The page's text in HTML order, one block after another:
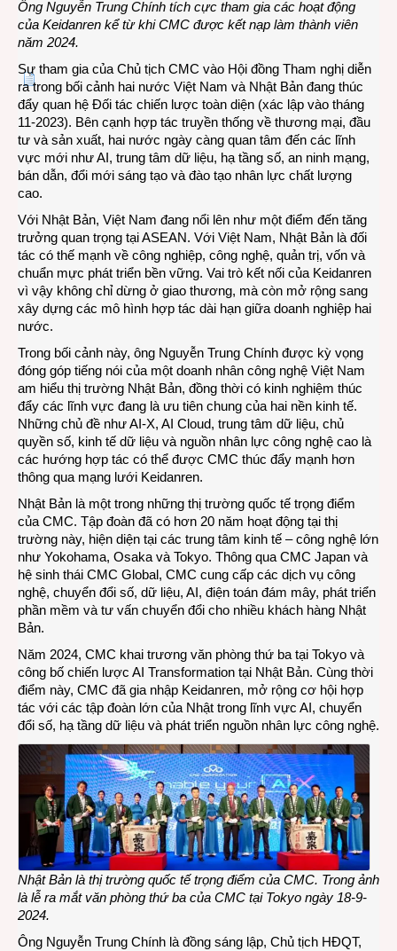
Ông Nguyễn Trung Chính tích cực tham gia các hoạt động
của Keidanren kể từ khi CMC được kết nạp làm thành viên
năm 2024.
Sự tham gia của Chủ tịch CMC vào Hội đồng Tham nghị diễn
ra trong bối cảnh hai nước Việt Nam và Nhật Bản đang thúc
đẩy quan hệ Đối tác chiến lược toàn diện (xác lập vào tháng
11-2023). Bên cạnh hợp tác truyền thống về thương mại, đầu
tư và sản xuất, hai nước ngày càng quan tâm đến các lĩnh
vực mới như AI, trung tâm dữ liệu, hạ tầng số, an ninh mạng,
bán dẫn, đổi mới sáng tạo và đào tạo nhân lực chất lượng
cao.
Với Nhật Bản, Việt Nam đang nổi lên như một điểm đến tăng
trưởng quan trọng tại ASEAN. Với Việt Nam, Nhật Bản là đối
tác có thế mạnh về công nghiệp, công nghệ, quản trị, vốn và
chuẩn mực phát triển bền vững. Vai trò kết nối của Keidanren
vì vậy không chỉ dừng ở giao thương, mà còn mở rộng sang
xây dựng các mô hình hợp tác dài hạn giữa doanh nghiệp hai
nước.
Trong bối cảnh này, ông Nguyễn Trung Chính được kỳ vọng
đóng góp tiếng nói của một doanh nhân công nghệ Việt Nam
am hiểu thị trường Nhật Bản, đồng thời có kinh nghiệm thúc
đẩy các lĩnh vực đang là ưu tiên chung của hai nền kinh tế.
Những chủ đề như AI-X, AI Cloud, trung tâm dữ liệu, chủ
quyền số, kinh tế dữ liệu và nguồn nhân lực công nghệ cao là
các hướng hợp tác có thể được CMC thúc đẩy mạnh hơn
thông qua mạng lưới Keidanren.
Nhật Bản là một trong những thị trường quốc tế trọng điểm
của CMC. Tập đoàn đã có hơn 20 năm hoạt động tại thị
trường này, hiện diện tại các trung tâm kinh tế – công nghệ lớn
như Yokohama, Osaka và Tokyo. Thông qua CMC Japan và
hệ sinh thái CMC Global, CMC cung cấp các dịch vụ công
nghệ, chuyển đổi số, dữ liệu, AI, điện toán đám mây, phát triển
phần mềm và tư vấn chuyển đổi cho nhiều khách hàng Nhật
Bản.
Năm 2024, CMC khai trương văn phòng thứ ba tại Tokyo và
công bố chiến lược AI Transformation tại Nhật Bản. Cùng thời
điểm này, CMC đã gia nhập Keidanren, mở rộng cơ hội hợp
tác với các tập đoàn lớn của Nhật trong lĩnh vực AI, chuyển
đổi số, hạ tầng dữ liệu và phát triển nguồn nhân lực công nghệ.
Nhật Bản là thị trường quốc tế trọng điểm của CMC. Trong ảnh
là lễ ra mắt văn phòng thứ ba của CMC tại Tokyo ngày 18-9-
2024.
Ông Nguyễn Trung Chính là đồng sáng lập, Chủ tịch HĐQT,